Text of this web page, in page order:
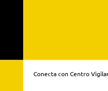
Conecta con Centro